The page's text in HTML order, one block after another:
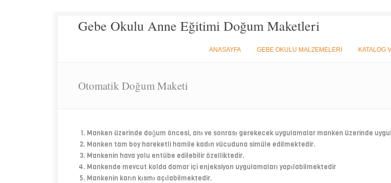
Gebe Okulu Anne Eğitimi Doğum Maketleri
ANASAYFA GEBE OKULU MALZEMELERİ KATALOG
Otomatik Doğum Maketi
Manken üzerinde doğum öncesi, anı ve sonrası gerekecek uygulamalar manken üzerinde
Manken tam boy hareketli hamile kadın vücuduna simüle edilmektedir.
Mankenin hava yolu entübe edilebilir özelliktedir.
Mankende mevcut kolda damar içi enjeksiyon uygulamaları yapılabilmektedir
Mankenin karın kısmı açılabilmektedir.